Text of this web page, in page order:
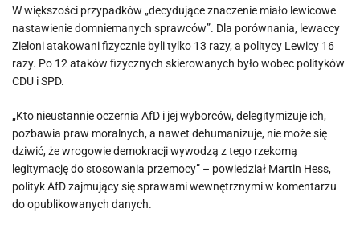
W większości przypadków „decydujące znaczenie miało lewicowe
nastawienie domniemanych sprawców”. Dla porównania, lewaccy
Zieloni atakowani fizycznie byli tylko 13 razy, a politycy Lewicy 16
razy. Po 12 ataków fizycznych skierowanych było wobec polityków
CDU i SPD.
„Kto nieustannie oczernia AfD i jej wyborców, delegitymizuje ich,
pozbawia praw moralnych, a nawet dehumanizuje, nie może się
dziwić, że wrogowie demokracji wywodzą z tego rzekomą
legitymację do stosowania przemocy” – powiedział Martin Hess,
polityk AfD zajmujący się sprawami wewnętrznymi w komentarzu
do opublikowanych danych.